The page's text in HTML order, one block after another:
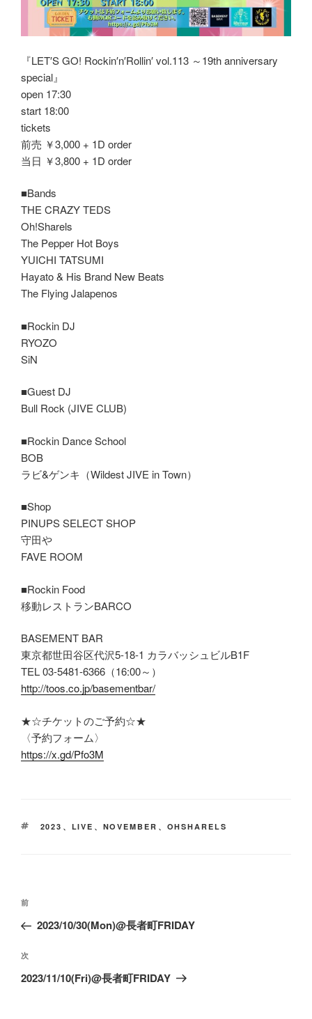
『LET′S GO! Rockin′n′Rollin′ vol.113 ～19th anniversary
special』
open 17:30
start 18:00
tickets
前売 ￥3,000 + 1D order
当日 ￥3,800 + 1D order
■Bands
THE CRAZY TEDS
Oh!Sharels
The Pepper Hot Boys
YUICHI TATSUMI
Hayato & His Brand New Beats
The Flying Jalapenos
■Rockin DJ
RYOZO
SiN
■Guest DJ
Bull Rock (JIVE CLUB)
■Rockin Dance School
BOB
ラビ&ゲンキ（Wildest JIVE in Town）
■Shop
PINUPS SELECT SHOP
守田や
FAVE ROOM
■Rockin Food
移動レストランBARCO
BASEMENT BAR
東京都世田谷区代沢5-18-1 カラバッシュビルB1F
TEL 03-5481-6366（16:00～）
http://toos.co.jp/basementbar/
★☆チケットのご予約☆★
〈予約フォーム〉
https://x.gd/Pfo3M
タ
2023 、 LIVE 、 NOVEMBER 、 OHSHARELS
投
ナ
ビ
ゲ
前
の
稿
前
2023/10/30(Mon)@長者町FRIDAY
次
の
次
2023/11/10(Fri)@長者町FRIDAY